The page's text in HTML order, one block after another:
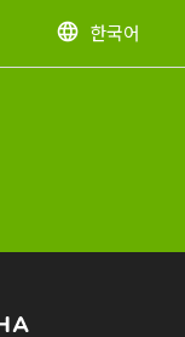
language 한국어